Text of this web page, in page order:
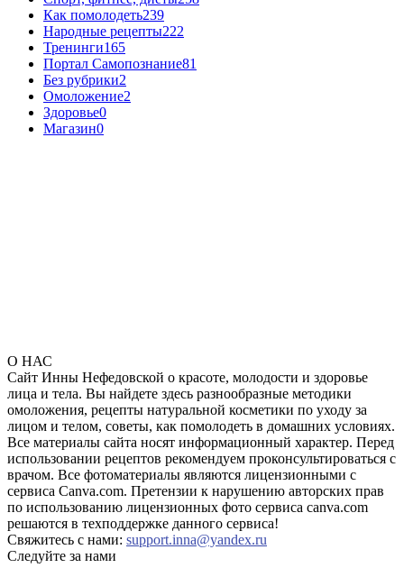
Как помолодеть239
Народные рецепты222
Тренинги165
Портал Самопознание81
Без рубрики2
Омоложение2
Здоровье0
Магазин0
О НАС
Сайт Инны Нефедовской о красоте, молодости и здоровье
лица и тела. Вы найдете здесь разнообразные методики
омоложения, рецепты натуральной косметики по уходу за
лицом и телом, советы, как помолодеть в домашних условиях.
Все материалы сайта носят информационный характер. Перед
использовании рецептов рекомендуем проконсультироваться с
врачом. Все фотоматериалы являются лицензионными с
сервиса Canva.com. Претензии к нарушению авторских прав
по использованию лицензионных фото сервиса canva.com
решаются в техподдержке данного сервиса!
Свяжитесь с нами: support.inna@yandex.ru
Следуйте за нами